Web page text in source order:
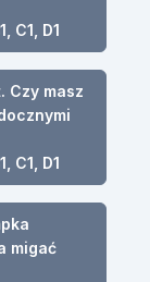
C1, D1
Czy masz
C1, D1
migać